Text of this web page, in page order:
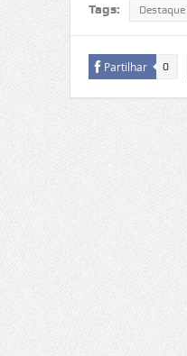
Tags: Destaque
Partilhar 0